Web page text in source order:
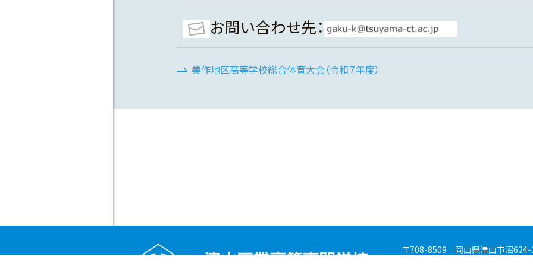
お問い合わせ先：
美作地区高等学校総合体育大会（令和７年度）
〒708-8509 岡山県津山市沼624-